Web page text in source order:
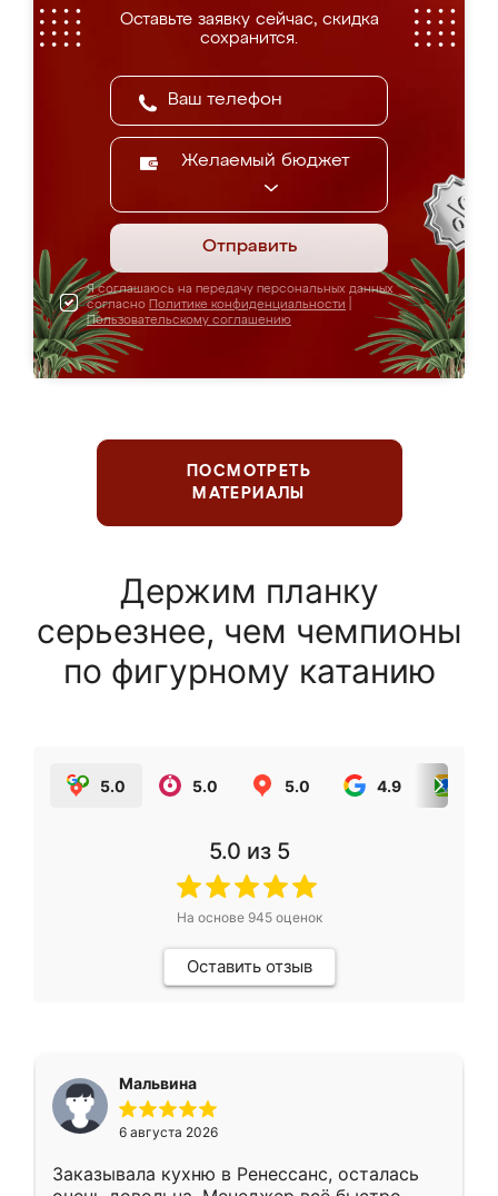
Оставьте заявку сейчас, скидка
сохранится.
Желаемый бюджет
Отправить
Я соглашаюсь на передачу персональных данных
согласно Политике конфиденциальности
Пользовательскому соглашению
ПОСМОТРЕТЬ
МАТЕРИАЛЫ
Держим планку
серьезнее, чем чемпионы
по фигурному катанию
5.0 5.0 5.0 4.9
5.0 из 5
На основе 945оценок
Оставить отзыв
Мальвина
6 августа 2026
Заказывала кухню в Ренессанс, осталась